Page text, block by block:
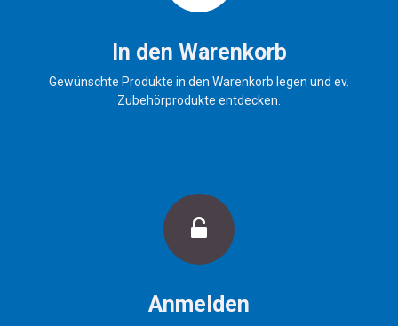
GTIN: 4255633300751In den Warenkorb
Gewünschte Produkte in den Warenkorb legen und ev.
Zubehörprodukte entdecken.
Anmelden